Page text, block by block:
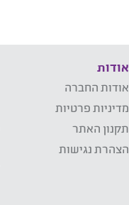
אודות
אודות החברה
מדיניות פרטיות
תקנון האתר
הצהרת נגישות